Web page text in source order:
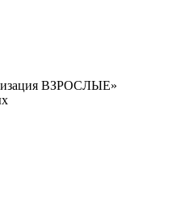
ВЗРОСЛЫЕ»